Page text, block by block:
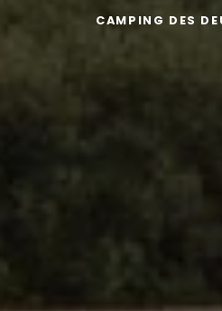
CAMPING DES